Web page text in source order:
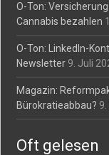
O-Ton:
Cannabis bezahlen
O-Ton: LinkedIn-
Newsletter 9. Juli
Magazin:
Bürokratieabbau?
Oft gelesen